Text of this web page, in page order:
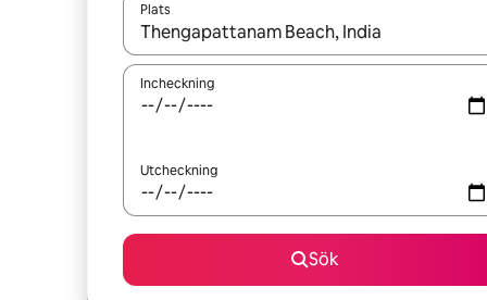
Plats
När resultaten är tillgängliga kan du navigera
Incheckning
Utcheckning
Sök